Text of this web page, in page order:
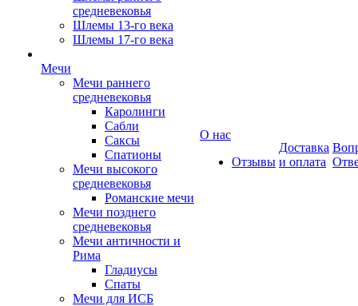
средневековья
Шлемы 13-го века
Шлемы 17-го века
Мечи
Мечи раннего
средневековья
Каролинги
Сабли
Саксы
Спатионы
Мечи высокого
средневековья
Романские мечи
Мечи позднего
средневековья
Мечи античности и
Рима
Гладиусы
Спаты
Мечи для ИСБ
О нас
Отзывы
Доставка
и оплата